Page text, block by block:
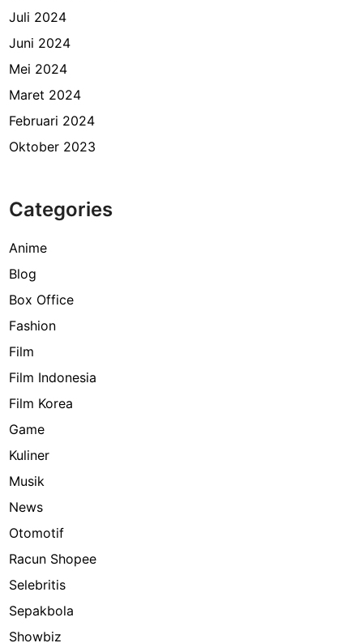
Juli 2024
Juni 2024
Mei 2024
Maret 2024
Februari 2024
Oktober 2023
Categories
Anime
Blog
Box Office
Fashion
Film
Film Indonesia
Film Korea
Game
Kuliner
Musik
News
Otomotif
Racun Shopee
Selebritis
Sepakbola
Showbiz